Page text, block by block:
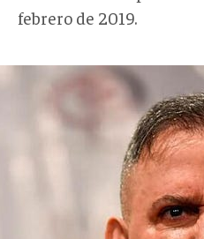
febrero de 2019.